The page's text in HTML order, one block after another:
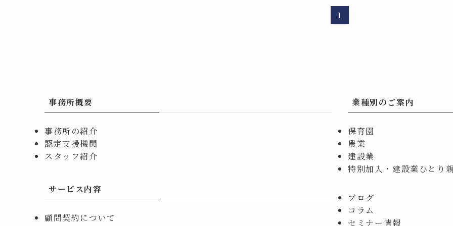
1
事務所概要
事務所の紹介
認定支援機関
スタッフ紹介
サービス内容
顧問契約について
業種別のご案内
保育園
農業
建設業
特別加入・建設業ひとり
ブログ
コラム
セミナー情報